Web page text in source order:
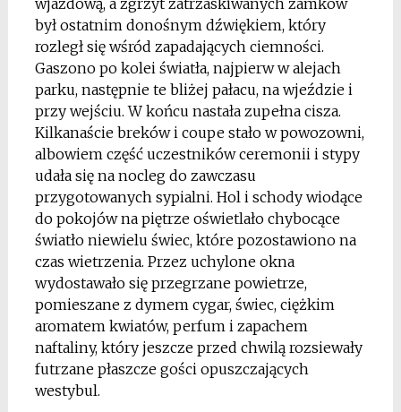
wjazdową, a zgrzyt zatrzaskiwanych zamków
był ostatnim donośnym dźwiękiem, który
rozległ się wśród zapadających ciemności.
Gaszono po kolei światła, najpierw w alejach
parku, następnie te bliżej pałacu, na wjeździe i
przy wejściu. W końcu nastała zupełna cisza.
Kilkanaście breków i coupe stało w powozowni,
albowiem część uczestników ceremonii i stypy
udała się na nocleg do zawczasu
przygotowanych sypialni. Hol i schody wiodące
do pokojów na piętrze oświetlało chybocące
światło niewielu świec, które pozostawiono na
czas wietrzenia. Przez uchylone okna
wydostawało się przegrzane powietrze,
pomieszane z dymem cygar, świec, ciężkim
aromatem kwiatów, perfum i zapachem
naftaliny, który jeszcze przed chwilą rozsiewały
futrzane płaszcze gości opuszczających
westybul.